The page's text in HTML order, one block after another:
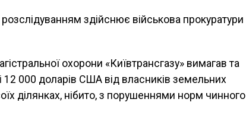
здійснює військова прокуратури
охорони «Київтрансгазу» вимагав та
12 000 доларів США від власників земельних
ділянках, нібито, з порушеннями норм чинного